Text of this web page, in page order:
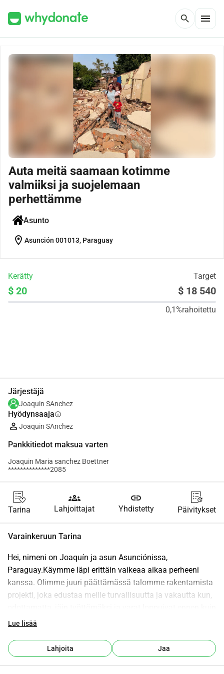
search menu
Auta meitä saamaan kotimme
valmiiksi ja suojelemaan
perhettämme
Asunto
location_on Asunción 001013, Paraguay
Kerätty Target
$ 20 $ 18 540
0,1%rahoitettu
Järjestäjä
Joaquin SAnchez
Hyödynsaajainfo
Joaquin SAnchez
Pankkitiedot maksua varten
Joaquin Maria sanchez Boettner
**************2085
Tarina
groups
Lahjoittajat
link
Yhdistetty Päivitykset
Varainkeruun Tarina
Hei, nimeni on Joaquín ja asun Asunciónissa,
Paraguay.Käymme läpi erittäin vaikeaa aikaa perheeni
kanssa. Olimme juuri päättämässä talomme rakentamista
projekti, joka edustaa meille turvallisuutta ja vakautta kun,
pystyimme saamaan sen valmiiksi.Tällä hetkellä asunto ei
minulla on kaksi pientä lasta ja vaimoni on raskaana
kolmannesta lapsestamme. Prioriteettimme on saada koti
Lue lisää
Lahjoita Jaa